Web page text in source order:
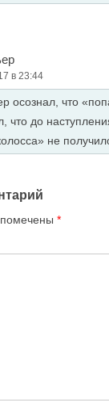
в 23:44
осознал, что
что до
не
*